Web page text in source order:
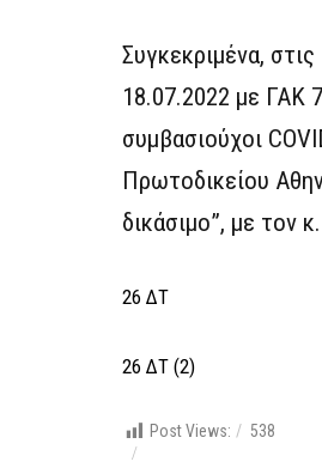
Συγκεκριμένα,
18.07.2022 με ΓΑΚ
συμβασιούχοι
Πρωτοδικείου
δικάσιμο”, με τον
26 ΔΤ
26 ΔΤ (2)
Post Views: 538